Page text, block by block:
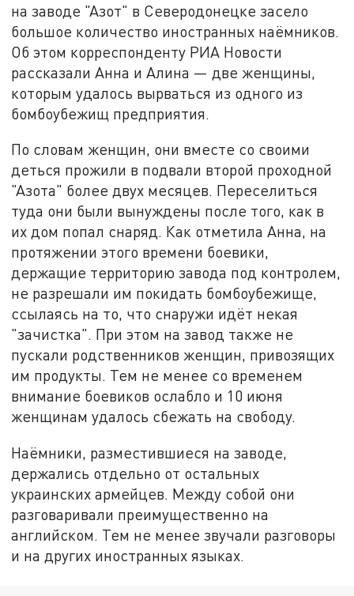
на заводе "Азот" в Северодонецке засело
большое количество иностранных наёмников.
Об этом корреспонденту РИА Новости
рассказали Анна и Алина — две женщины,
которым удалось вырваться из одного из
бомбоубежищ предприятия.
По словам женщин, они вместе со своими
деться прожили в подвали второй проходной
"Азота" более двух месяцев. Переселиться
туда они были вынуждены после того, как в
их дом попал снаряд. Как отметила Анна, на
протяжении этого времени боевики,
держащие территорию завода под контролем,
не разрешали им покидать бомбоубежище,
ссылаясь на то, что снаружи идёт некая
"зачистка". При этом на завод также не
пускали родственников женщин, привозящих
им продукты. Тем не менее со временем
внимание боевиков ослабло и 10 июня
женщинам удалось сбежать на свободу.
Наёмники, разместившиеся на заводе,
держались отдельно от остальных
украинских армейцев. Между собой они
разговаривали преимущественно на
английском. Тем не менее звучали разговоры
и на других иностранных языках.